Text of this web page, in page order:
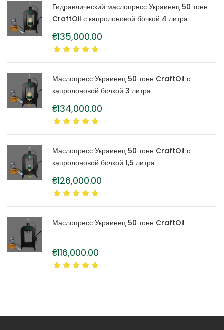
Гидравлический маслопресс Украинец 50 тонн
CraftOil с капролоновой бочкой 4 литра
₴135,000.00
Маслопресс Украинец 50 тонн CraftOil с
капролоновой бочкой 3 литра
₴134,000.00
Маслопресс Украинец 50 тонн CraftOil с
капролоновой бочкой 1,5 литра
₴126,000.00
Маслопресс Украинец 50 тонн CraftOil
₴116,000.00